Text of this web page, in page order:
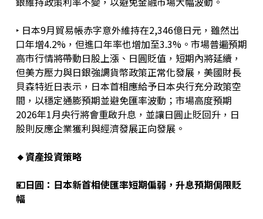
‣ 日本9月貿易帳赤字意外維持在2,346億日元，雖然出
口年增4.2%，但進口年率也增加至3.3%。市場普遍預期
高市行情將帶動日股上漲、日圓貶值，短期內將延續，
但美方壓力與日銀強調貨幣政策正常化發展，美國財長
貝森特近日表示，日本首相應給予日本央行充分政策空
間，以穩定通膨預期並避免匯率波動；市場高度預期
2026年1月央行將會重啟升息，並讓日圓止貶回升，日
股則反應企業獲利與經濟發展正向發展。
🔸資產投資策略
💴日圓 ：日本新首相使匯率短期偏弱，升息預期侷限貶
幅